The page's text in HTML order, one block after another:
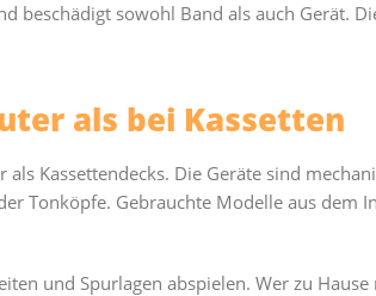
beschädigt sowohl Band als auch Gerät.
als bei Kassetten
Kassettendecks. Die Geräte sind
Tonköpfe. Gebrauchte Modelle aus dem
und Spurlagen abspielen. Wer zu